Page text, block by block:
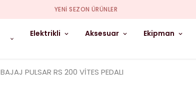
YENI SEZON ÜRÜNLER
Elektrikli Aksesuar Ekipman
BAJAJ PULSAR RS 200 VİTES PEDALI